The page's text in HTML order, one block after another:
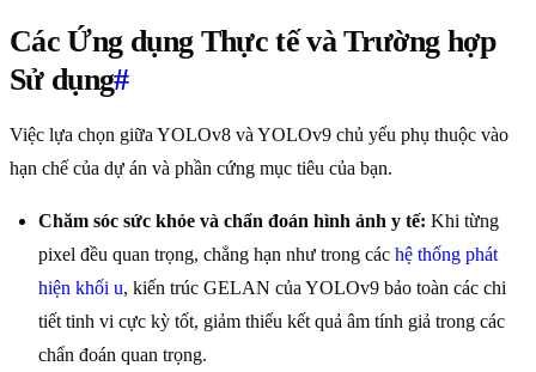
Các Ứng dụng Thực tế và Trường hợp
Sử dụng#
Việc lựa chọn giữa YOLOv8 và YOLOv9 chủ yếu phụ thuộc vào
hạn chế của dự án và phần cứng mục tiêu của bạn.
Chăm sóc sức khỏe và chẩn đoán hình ảnh y tế: Khi từng
pixel đều quan trọng, chẳng hạn như trong các hệ thống phát
hiện khối u, kiến trúc GELAN của YOLOv9 bảo toàn các chi
tiết tinh vi cực kỳ tốt, giảm thiểu kết quả âm tính giả trong các
chẩn đoán quan trọng.